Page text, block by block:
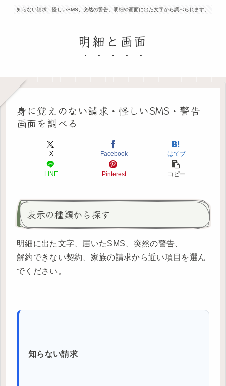
知らない請求、怪しいSMS、突然の警告。明細や画面に出た文字から調べられます。
明細と画面
身に覚えのない請求・怪しいSMS・警告
画面を調べる
X Facebook はてブ
LINE Pinterest コピー
表示の種類から探す
明細に出た文字、届いたSMS、突然の警告、
解約できない契約、家族の請求から近い項目を選ん
でください。
知らない請求